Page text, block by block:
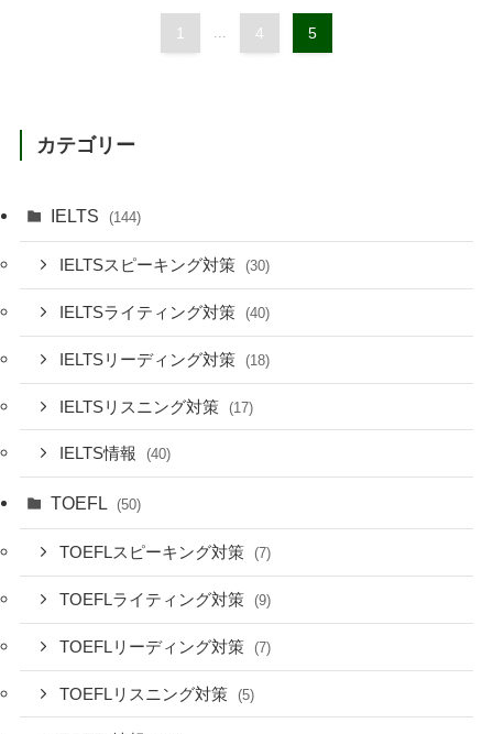
1 4 5
カテゴリー
IELTS (144)
IELTSスピーキング対策 (30)
IELTSライティング対策 (40)
IELTSリーディング対策 (18)
IELTSリスニング対策 (17)
IELTS情報 (40)
TOEFL (50)
TOEFLスピーキング対策 (7)
TOEFLライティング対策 (9)
TOEFLリーディング対策 (7)
TOEFLリスニング対策 (5)